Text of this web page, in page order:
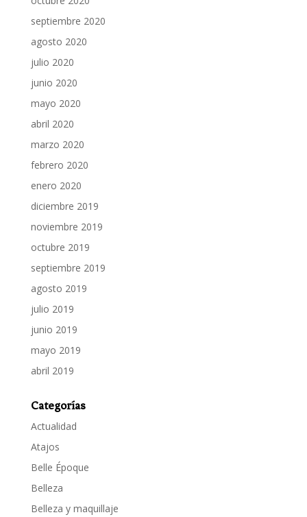
septiembre 2020
agosto 2020
julio 2020
junio 2020
mayo 2020
abril 2020
marzo 2020
febrero 2020
enero 2020
diciembre 2019
noviembre 2019
octubre 2019
septiembre 2019
agosto 2019
julio 2019
junio 2019
mayo 2019
abril 2019
Categorías
Actualidad
Atajos
Belle Époque
Belleza
Belleza y maquillaje